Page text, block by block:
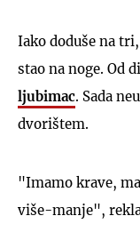
Iako doduše na
stao na noge. Od
ljubimac. Sada
dvorištem.
"Imamo krave,
više-manje",